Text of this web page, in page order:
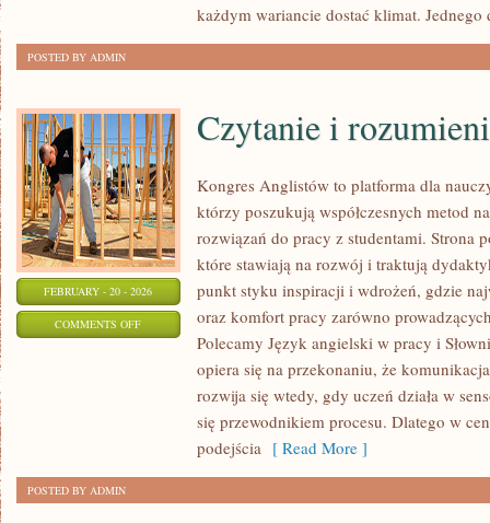
każdym wariancie dostać klimat. Jednego
POSTED BY ADMIN
FEBRUARY - 20 - 2026
COMMENTS OFFON
ROZUMIENIE
Czytanie i
Kongres Anglistów to platforma dla
którzy poszukują współczesnych metod
rozwiązań do pracy z studentami. Strona
które stawiają na rozwój i traktują
punkt styku inspiracji i wdrożeń, gdzie
oraz komfort pracy zarówno
Polecamy Język angielski w pracy i
opiera się na przekonaniu, że
rozwija się wtedy, gdy uczeń działa w
się przewodnikiem procesu. Dlatego w
podejścia [ Read More ]
POSTED BY ADMIN